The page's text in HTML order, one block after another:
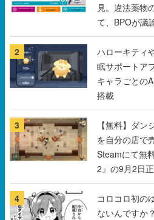
見。違法薬物
て、BPOが議
2
ハローキティ
眠サポートア
キャラごとの
搭載
3
【無料】ダ
を自分の店で
Steamにて無
2』の9月2日
ンペーン
4
コロコロ初の
ないんですか